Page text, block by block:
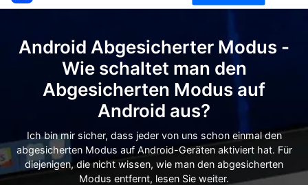
Dienstprogramme
Überblick
Presseraum
Shop
Support
Alles-in-einem-Toolkit
Weitere Tools und Apps
Entdecken Sie weitere Dr.Fone-Lösungen
Lernen und Unterstützung
Hilfe und Unterstützung erhalten
Android 16 FRP-Umgehung
DOWNLOAD Anmelden
Android Abgesicherter Modus -
Wie schaltet man den
Abgesicherten Modus auf
Android aus?
Ich bin mir sicher, dass jeder von uns schon einmal den
abgesicherten Modus auf Android-Geräten aktiviert hat. Für
diejenigen, die nicht wissen, wie man den abgesicherten
Modus entfernt, lesen Sie weiter.